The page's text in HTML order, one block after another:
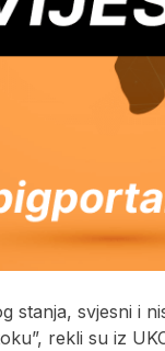
stanja, svjesni i
rekli su iz